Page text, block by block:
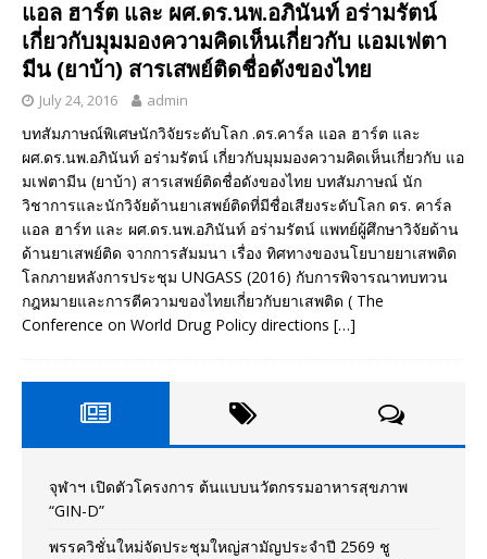
แอล ฮาร์ต และ ผศ.ดร.นพ.อภินันท์ อร่ามรัตน์
เกี่ยวกับมุมมองความคิดเห็นเกี่ยวกับ แอมเฟตา
มีน (ยาบ้า) สารเสพย์ติดชื่อดังของไทย
July 24, 2016 admin
บทสัมภาษณ์พิเศษนักวิจัยระดับโลก .ดร.คาร์ล แอล ฮาร์ต และ
ผศ.ดร.นพ.อภินันท์ อร่ามรัตน์ เกี่ยวกับมุมมองความคิดเห็นเกี่ยวกับ แอ
มเฟตามีน (ยาบ้า) สารเสพย์ติดชื่อดังของไทย บทสัมภาษณ์ นัก
วิชาการและนักวิจัยด้านยาเสพย์ติดที่มีชื่อเสียงระดับโลก ดร. คาร์ล
แอล ฮาร์ท และ ผศ.ดร.นพ.อภินันท์ อร่ามรัตน์ แพทย์ผู้ศึกษาวิจัยด้าน
ด้านยาเสพย์ติด จากการสัมมนา เรื่อง ทิศทางของนโยบายยาเสพติด
โลกภายหลังการประชุม UNGASS (2016) กับการพิจารณาทบทวน
กฎหมายและการตีความของไทยเกี่ยวกับยาเสพติด ( The
Conference on World Drug Policy directions […]
จุฬาฯ เปิดตัวโครงการ ต้นแบบนวัตกรรมอาหารสุขภาพ
“GIN-D”
พรรควิชั่นใหม่จัดประชุมใหญ่สามัญประจำปี 2569 ชู